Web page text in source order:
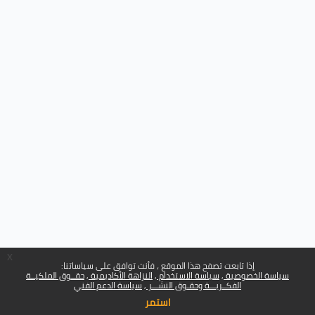
إذا تابعت تصفح هذا الموقع ، فأنت توافق على سياساتنا:
سياسة الخصوصية سياسة الاستخدام النزاهة الأكاديمية حقــوق الملكيــة
الفكــريـــة وحقـوق النشـــر سياسة الدعم الفني
استمر